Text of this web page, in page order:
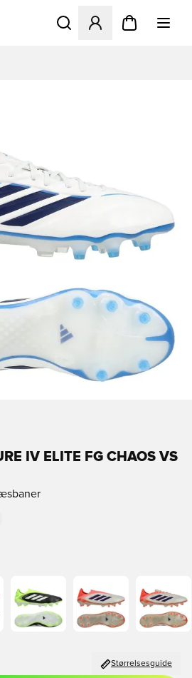
Åbner en Modal til at
IV ELITE FG CHAOS VS
Størrelsesguide